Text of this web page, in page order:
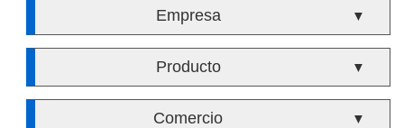
Empresa ▼
Producto ▼
Comercio ▼